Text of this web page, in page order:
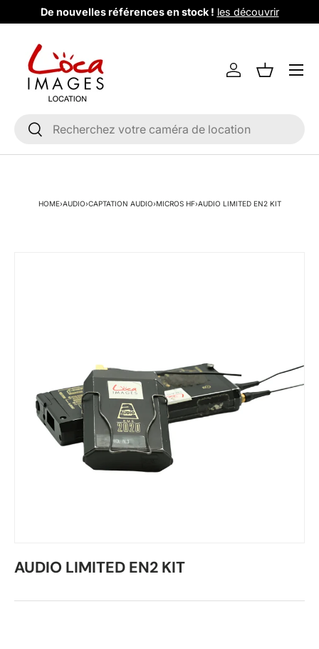
Aller au contenu
De nouvelles références en stock ! les découvrir
Recherche
Rechercher
Se connecter
Liste de
Menu
HOME›AUDIO›CAPTATION AUDIO›MICROS HF›AUDIO LIMITED EN2 KIT
AUDIO LIMITED EN2 KIT